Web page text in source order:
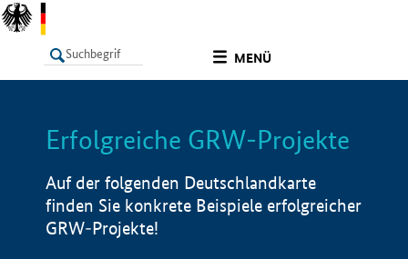
MENÜ
LISTE Info
Erfolgreiche GRW-Projekte
Auf der folgenden Deutschlandkarte
finden Sie konkrete Beispiele erfolgreicher
GRW-Projekte!